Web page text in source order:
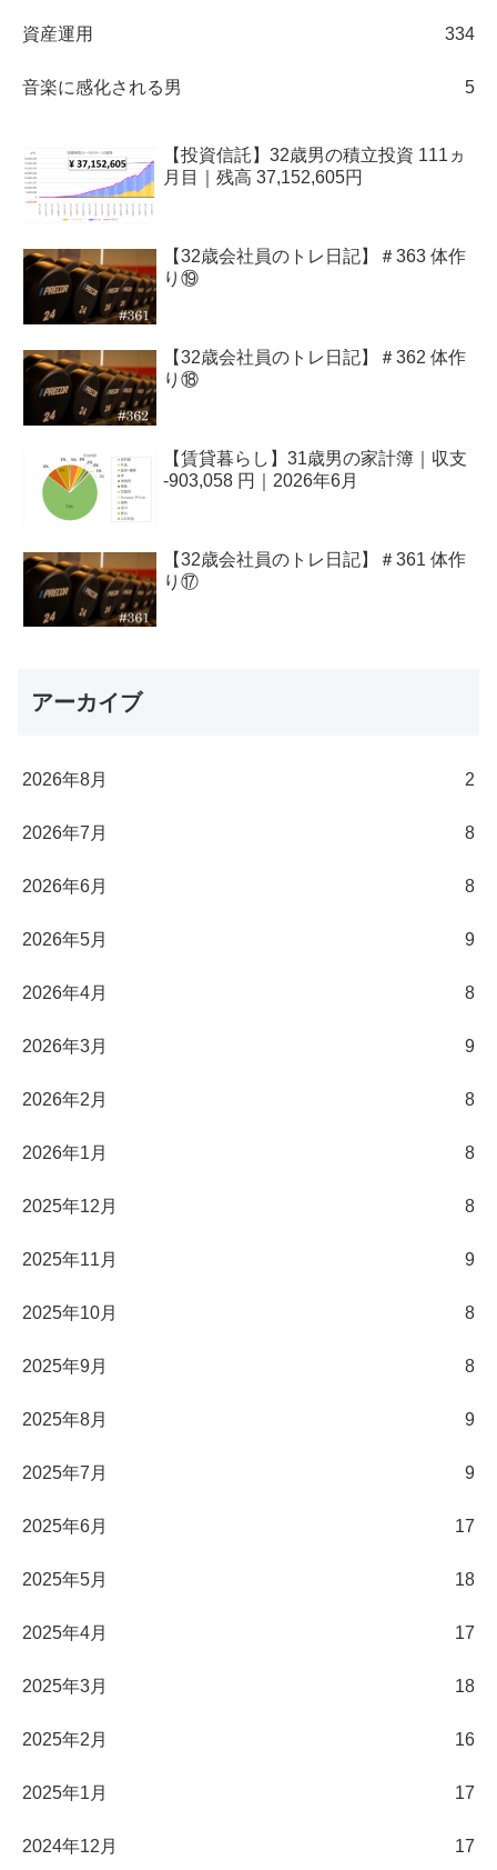
資産運用 334
音楽に感化される男 5
【投資信託】32歳男の積立投資 111ヵ
月目｜残高 37,152,605円
【32歳会社員のトレ日記】＃363 体作
り⑲
【32歳会社員のトレ日記】＃362 体作
り⑱
【賃貸暮らし】31歳男の家計簿｜収支
-903,058 円｜2026年6月
【32歳会社員のトレ日記】＃361 体作
り⑰
アーカイブ
2026年8月 2
2026年7月 8
2026年6月 8
2026年5月 9
2026年4月 8
2026年3月 9
2026年2月 8
2026年1月 8
2025年12月 8
2025年11月 9
2025年10月 8
2025年9月 8
2025年8月 9
2025年7月 9
2025年6月 17
2025年5月 18
2025年4月 17
2025年3月 18
2025年2月 16
2025年1月 17
2024年12月 17